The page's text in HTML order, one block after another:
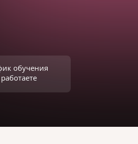
обучения